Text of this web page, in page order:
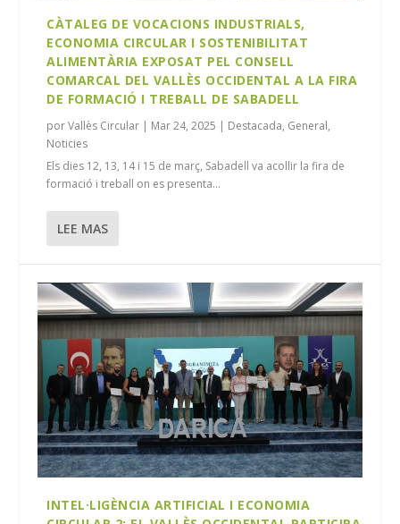
CÀTALEG DE VOCACIONS INDUSTRIALS,
ECONOMIA CIRCULAR I SOSTENIBILITAT
ALIMENTÀRIA EXPOSAT PEL CONSELL
COMARCAL DEL VALLÈS OCCIDENTAL A LA FIRA
DE FORMACIÓ I TREBALL DE SABADELL
porVallès Circular | Mar 24, 2025 | Destacada, General,
Noticies
Els dies 12, 13, 14 i 15 de març, Sabadell va acollir la fira de
formació i treball on es presenta...
LEE MAS
INTEL·LIGÈNCIA ARTIFICIAL I ECONOMIA